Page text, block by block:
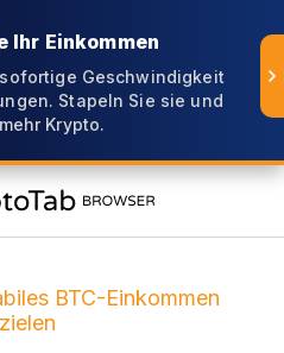
Ihr Einkommen
Geschwindigkeit
Stapeln Sie sie und
Krypto.
BTC-Einkommen